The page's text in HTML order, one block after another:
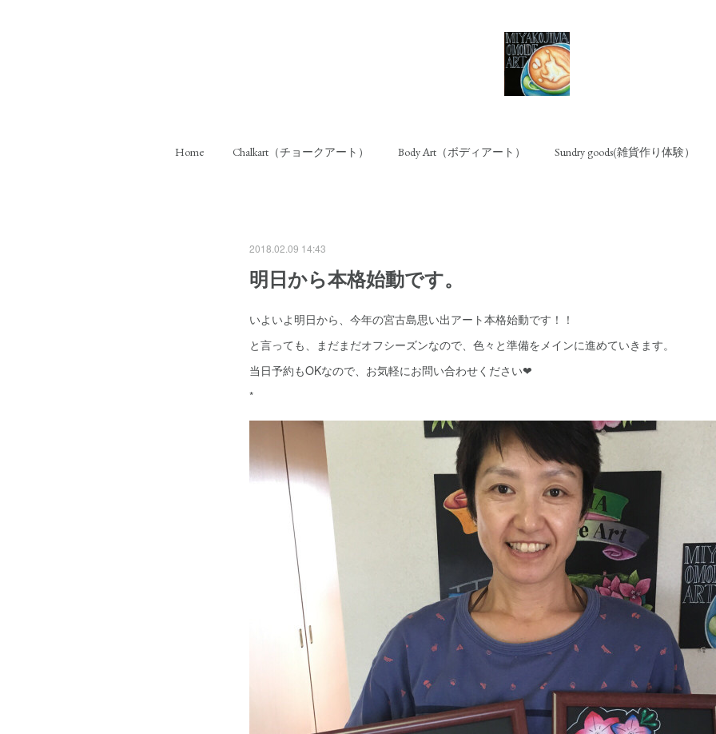
Home Chalkart（チョークアート） Body Art（ボディアート） Sundry goods(雑貨作り体験）
2018.02.09 14:43
明日から本格始動です。
いよいよ明日から、今年の宮古島思い出アート本格始動です！！
と言っても、まだまだオフシーズンなので、色々と準備をメインに進めていきます。
当日予約もOKなので、お気軽にお問い合わせください❤
*